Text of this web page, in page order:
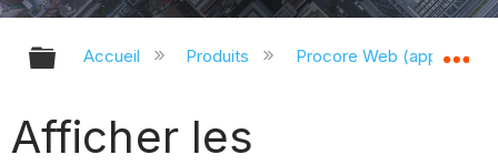
Développer/réduire la hiérarchie
Accueil Produits Procore Web
Afficher les